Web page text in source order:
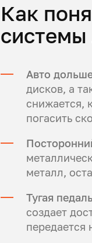
Как
системы
Авто
дисков, а
снижается,
погасить
металл,
Тугая
создает
передается